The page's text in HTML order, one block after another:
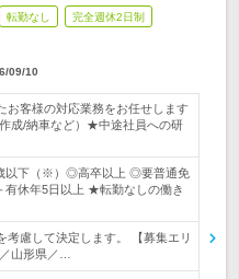
転勤なし 完全週休2日制
09/10
お客様の対応業務をお任せします
成/納車など）★中途社員への研
以下（※）◎高卒以上 ◎要普通免
休年5日以上 ★転勤なしの働き
考慮して決定します。 【募集エリ
山形県／…